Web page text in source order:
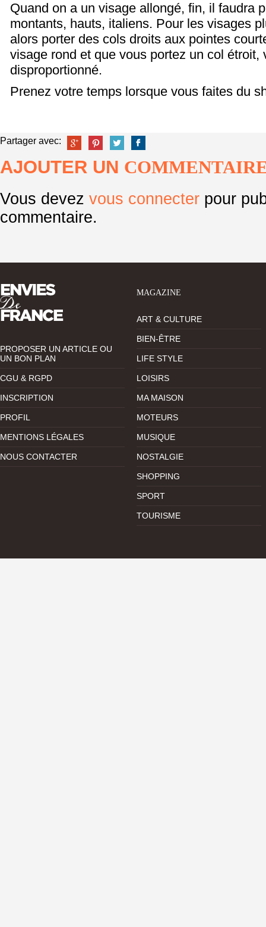
Quand on a un visage allongé, fin, il faudra
montants, hauts, italiens. Pour les visages
alors porter des cols droits aux pointes
visage rond et que vous portez un col étroit,
disproportionné.
Prenez votre temps lorsque vous faites du
Partager avec:
AJOUTER UN
Vous devez vous connecter pour
commentaire.
PROPOSER UN ARTICLE OU
UN BON PLAN
CGU & RGPD
INSCRIPTION
PROFIL
MENTIONS LÉGALES
NOUS CONTACTER
MAGAZINE
ART & CULTURE
BIEN-ÊTRE
LIFE STYLE
LOISIRS
MA MAISON
MOTEURS
MUSIQUE
NOSTALGIE
SHOPPING
SPORT
TOURISME